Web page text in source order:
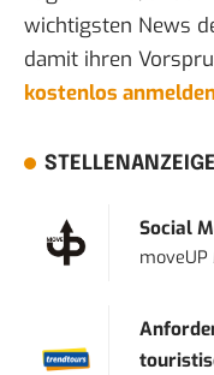
wichtigsten News
damit ihren
kostenlos
Social
moveUP